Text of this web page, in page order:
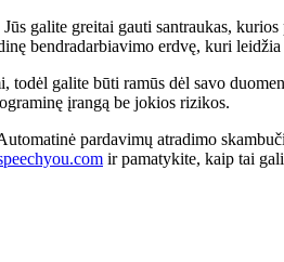
galite greitai gauti santraukas,
bendradarbiavimo erdvę, kuri
galite būti ramūs dėl savo
įrangą be jokios rizikos.
pardavimų atradimo
ir pamatykite, kaip tai